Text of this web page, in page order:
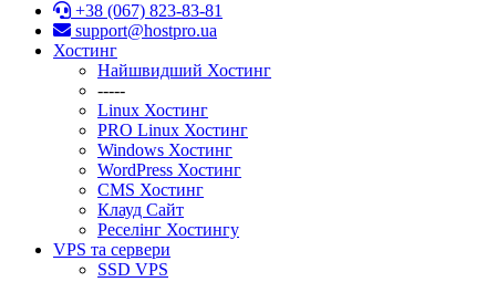
+38 (067) 823-83-81
support@hostpro.ua
Хостинг
Найшвидший Хостинг
-----
Linux Хостинг
PRO Linux Хостинг
Windows Хостинг
WordPress Хостинг
CMS Хостинг
Клауд Сайт
Реселінг Хостингу
VPS та сервери
SSD VPS